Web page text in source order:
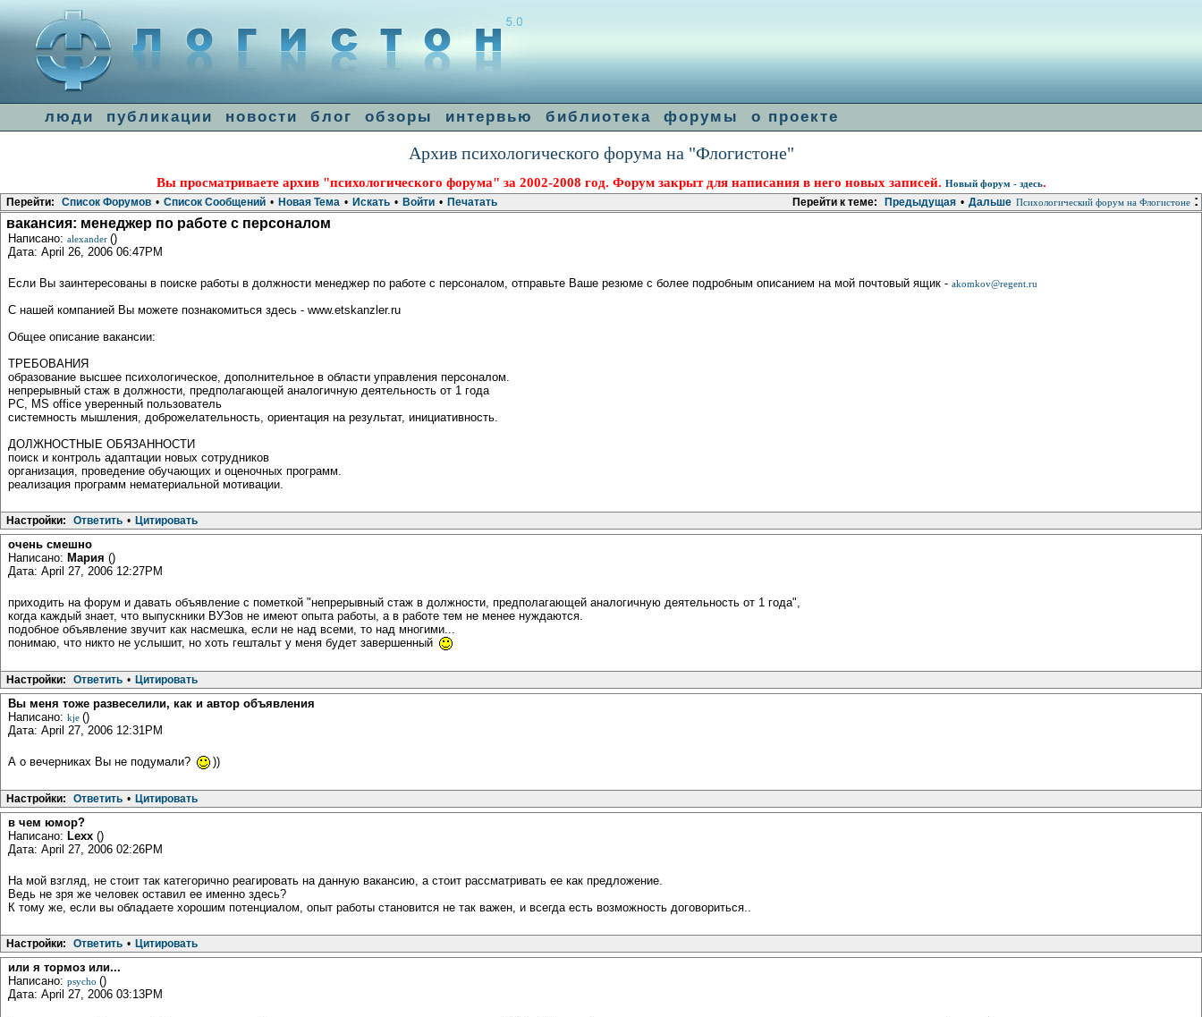
люди публикации новости блог обзоры интервью библиотека форумы о проекте
Архив психологического форума на "Флогистоне"
Вы просматриваете архив "психологического форума" за 2002-2008 год. Форум закрыт для написания в него новых записей. Новый форум - здесь.
Психологический форум на Флогистоне :
Перейти к теме: Предыдущая • Дальше
Перейти: Список Форумов • Список Сообщений • Новая Тема • Искать • Войти • Печатать
вакансия: менеджер по работе с персоналом
Написано: alexander ()
Дата: April 26, 2006 06:47PM
Если Вы заинтересованы в поиске работы в должности менеджер по работе с персоналом, отправьте Ваше резюме с более подробным описанием на мой почтовый ящик - akomkov@regent.ru
С нашей компанией Вы можете познакомиться здесь - www.etskanzler.ru
Общее описание вакансии:
ТРЕБОВАНИЯ
образование высшее психологическое, дополнительное в области управления персоналом.
непрерывный стаж в должности, предполагающей аналогичную деятельность от 1 года
РС, MS office уверенный пользователь
системность мышления, доброжелательность, ориентация на результат, инициативность.
ДОЛЖНОСТНЫЕ ОБЯЗАННОСТИ
поиск и контроль адаптации новых сотрудников
организация, проведение обучающих и оценочных программ.
реализация программ нематериальной мотивации.
Настройки: Ответить • Цитировать
очень смешно
Написано: Мария ()
Дата: April 27, 2006 12:27PM
приходить на форум и давать объявление с пометкой "непрерывный стаж в должности, предполагающей аналогичную деятельность от 1 года",
когда каждый знает, что выпускники ВУЗов не имеют опыта работы, а в работе тем не менее нуждаются.
подобное объявление звучит как насмешка, если не над всеми, то над многими...
понимаю, что никто не услышит, но хоть гештальт у меня будет завершенный
Настройки: Ответить • Цитировать
Вы меня тоже развеселили, как и автор объявления
Написано: kje ()
Дата: April 27, 2006 12:31PM
А о вечерниках Вы не подумали? ))
Настройки: Ответить • Цитировать
в чем юмор?
Написано: Lexx ()
Дата: April 27, 2006 02:26PM
На мой взгляд, не стоит так категорично реагировать на данную вакансию, а стоит рассматривать ее как предложение.
Ведь не зря же человек оставил ее именно здесь?
К тому же, если вы обладаете хорошим потенциалом, опыт работы становится не так важен, и всегда есть возможность договориться..
Настройки: Ответить • Цитировать
или я тормоз или...
Написано: psycho ()
Дата: April 27, 2006 03:13PM